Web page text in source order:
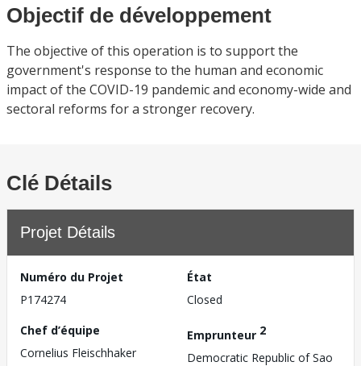
Objectif de développement
The objective of this operation is to support the
government's response to the human and economic
impact of the COVID-19 pandemic and economy-wide and
sectoral reforms for a stronger recovery.
Clé Détails
Projet Détails
Numéro du Projet
P174274
État
Closed
Chef d’équipe
Cornelius Fleischhaker
Emprunteur 2
Democratic Republic of Sao